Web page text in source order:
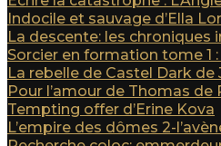
Indocile et sauvage d’Ella
La descente: les chroniques
Sorcier en formation tome 1 :
La rebelle de Castel Dark de
Pour l’amour de Thomas de
Tempting offer d’Erine Kova
L’empire des dômes 2-